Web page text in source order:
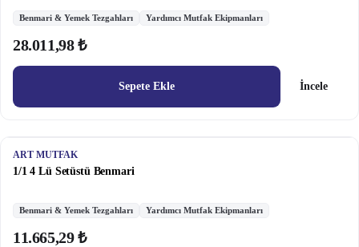
Benmari & Yemek Tezgahları Yardımcı Mutfak Ekipmanları
28.011,98 ₺
Sepete Ekle İncele
ART MUTFAK
1/1 4 Lü Setüstü Benmari
Benmari & Yemek Tezgahları Yardımcı Mutfak Ekipmanları
11.665,29 ₺